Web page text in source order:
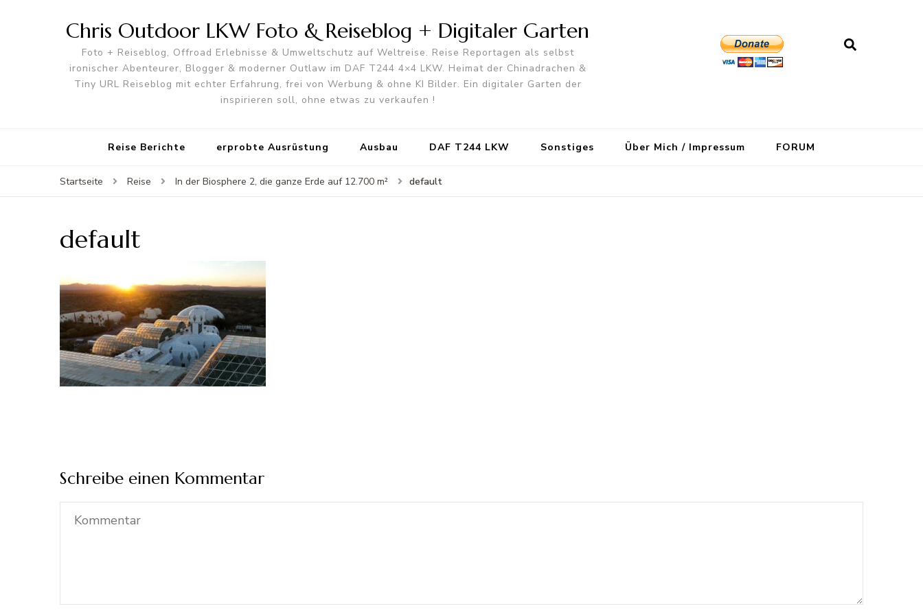
Chris Outdoor LKW Foto & Reiseblog + Digitaler Garten
Foto + Reiseblog, Offroad Erlebnisse & Umweltschutz auf Weltreise. Reise Reportagen als selbst
ironischer Abenteurer, Blogger & moderner Outlaw im DAF T244 4×4 LKW. Heimat der Chinadrachen &
Tiny URL Reiseblog mit echter Erfahrung, frei von Werbung & ohne KI Bilder. Ein digitaler Garten der
inspirieren soll, ohne etwas zu verkaufen !
Reise Berichte erprobte Ausrüstung Ausbau DAF T244 LKW Sonstiges Über Mich / Impressum FORUM
Startseite Reise In der Biosphere 2, die ganze Erde auf 12.700 m² default
default
Schreibe einen Kommentar